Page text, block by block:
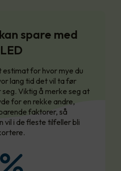
spare med
LED
estimat for hvor mye du
lang tid det vil ta før
Viktig å merke seg at
for en rekke andre,
faktorer, så
vil i de fleste tilfeller bli